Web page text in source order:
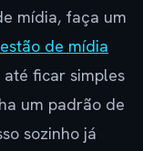
mídia, faça um
de mídia
ficar simples
um padrão de
sozinho já